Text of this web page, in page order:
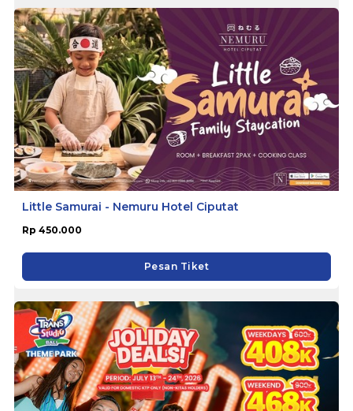
Little Samurai - Nemuru Hotel Ciputat
Rp 450.000
Pesan Tiket